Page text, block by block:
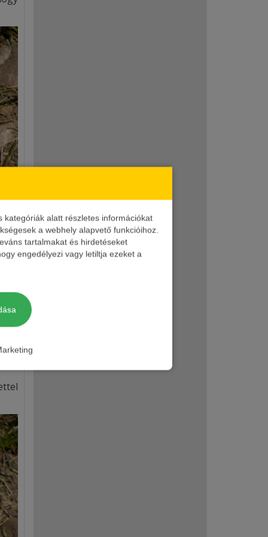
kategóriák alatt részletes információkat
a webhely alapvető funkcióihoz.
tartalmakat és hirdetéseket
engedélyezi vagy letiltja ezeket a